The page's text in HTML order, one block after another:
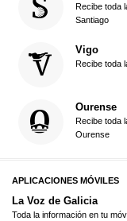
Recibe toda
Santiago
Vigo
Recibe toda
Ourense
Recibe toda
Ourense
APLICACIONES MÓVILES
La Voz de Galicia
Toda la información en tu